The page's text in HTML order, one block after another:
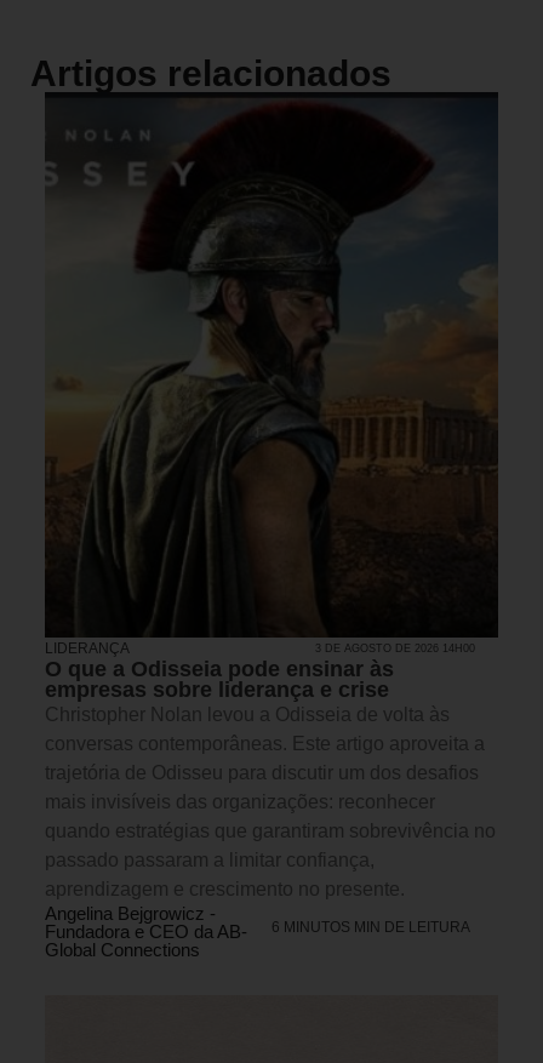
Artigos relacionados
LIDERANÇA 3 DE AGOSTO DE 2026 14H00
O que a Odisseia pode ensinar às
empresas sobre liderança e crise
Christopher Nolan levou a Odisseia de volta às
conversas contemporâneas. Este artigo aproveita a
trajetória de Odisseu para discutir um dos desafios
mais invisíveis das organizações: reconhecer
quando estratégias que garantiram sobrevivência no
passado passaram a limitar confiança,
aprendizagem e crescimento no presente.
Angelina Bejgrowicz -
Fundadora e CEO da AB-
Global Connections
6 MINUTOS MIN DE LEITURA